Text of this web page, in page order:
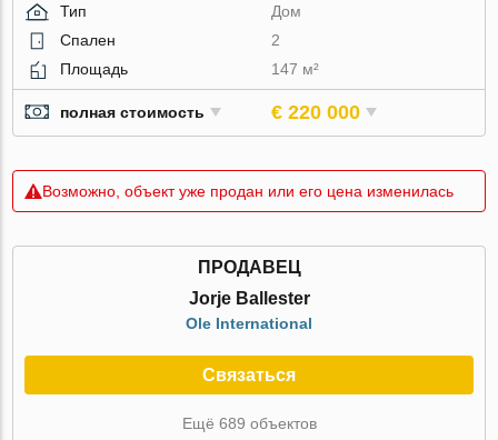
Тип
Дом
Спален
2
Площадь
147 м²
полная стоимость € 220 000
Возможно, объект уже продан или его цена изменилась
ПРОДАВЕЦ
Jorje Ballester
Ole International
Связаться
Ещё 689 объектов